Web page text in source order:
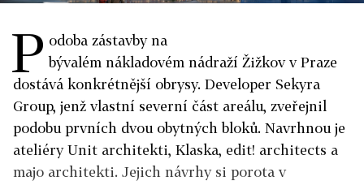
P odoba zástavby na
bývalém nákladovém nádraží Žižkov v Praze
dostává konkrétnější obrysy. Developer Sekyra
Group, jenž vlastní severní část areálu, zveřejnil
podobu prvních dvou obytných bloků. Navrhnou je
ateliéry Unit architekti, Klaska, edit! architects a
majo architekti. Jejich návrhy si porota v